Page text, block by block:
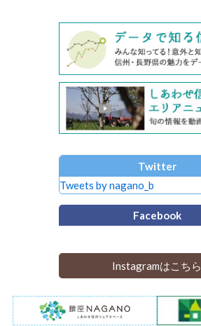
Twitter
Tweets by nagano_b
Facebook
Instagramはこちら